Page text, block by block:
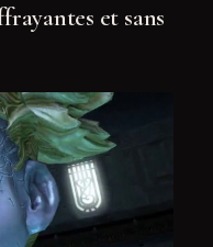
et sans